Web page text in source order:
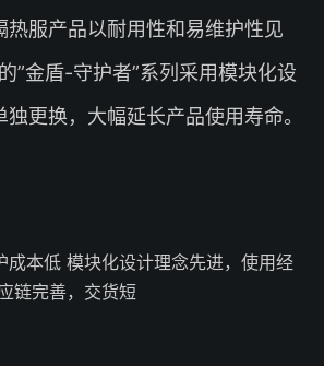
热服产品以耐用性和易维护性见
”金盾-守护者”系列采用模块化设
更换，大幅延长产品使用寿命。
成本低 模块化设计理念先进，使用经
链完善，交货短